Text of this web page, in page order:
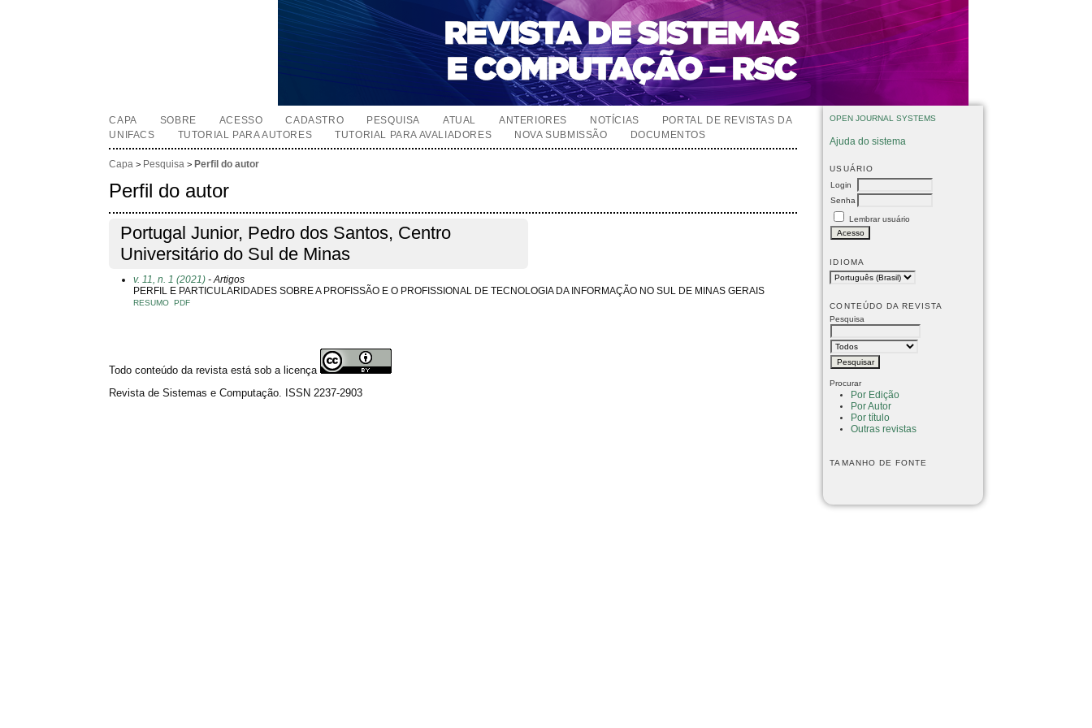
OPEN JOURNAL SYSTEMS
Ajuda do sistema
USUÁRIO
Login
Senha
Lembrar usuário
IDIOMA
CONTEÚDO DA REVISTA
Pesquisa
Procurar
Por Edição
Por Autor
Por título
Outras revistas
TAMANHO DE FONTE
CAPA SOBRE ACESSO CADASTRO PESQUISA ATUAL ANTERIORES NOTÍCIAS
PORTAL DE REVISTAS DA
UNIFACS
TUTORIAL PARA AUTORES TUTORIAL PARA AVALIADORES NOVA SUBMISSÃO DOCUMENTOS
Capa > Pesquisa > Perfil do autor
Perfil do autor
Portugal Junior, Pedro dos Santos, Centro
Universitário do Sul de Minas
v. 11, n. 1 (2021) - Artigos
PERFIL E PARTICULARIDADES SOBRE A PROFISSÃO E O PROFISSIONAL DE TECNOLOGIA DA INFORMAÇÃO NO SUL DE MINAS GERAIS
RESUMO PDF
Todo conteúdo da revista está sob a licença
Revista de Sistemas e Computação. ISSN 2237-2903